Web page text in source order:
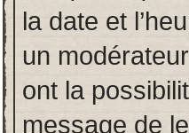
la date et
un
ont la
message de